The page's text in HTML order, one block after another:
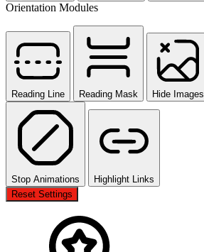
Orientation Modules
Reading Line Reading Mask Hide Images
Stop Animations
Highlight Links
Reset Settings